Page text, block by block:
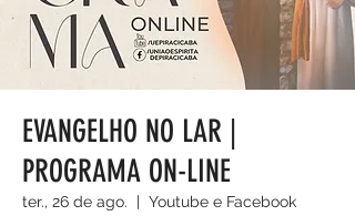
EVANGELHO NO LAR |
PROGRAMA ON-LINE
ter., 26 de ago.
  |
Youtube e Facebook